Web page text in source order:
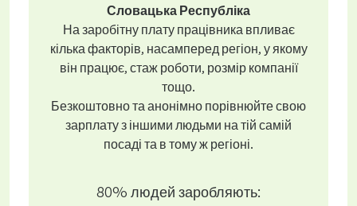
Словацька Республіка
На заробітну плату працівника впливає
кілька факторів, насамперед регіон, у якому
він працює, стаж роботи, розмір компанії
тощо.
Безкоштовно та анонімно порівнюйте свою
зарплату з іншими людьми на тій самій
посаді та в тому ж регіоні.
80% людей заробляють: